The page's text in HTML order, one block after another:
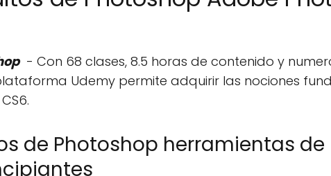
- Con 68 clases, 8.5 horas de contenido y
Udemy permite adquirir las nociones
de Photoshop herramientas de